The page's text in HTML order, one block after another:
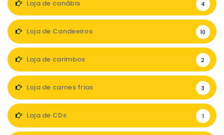
Loja de canábis 4
Loja de Candeeiros 10
Loja de carimbos 2
Loja de carnes frias 3
Loja de CDs 1